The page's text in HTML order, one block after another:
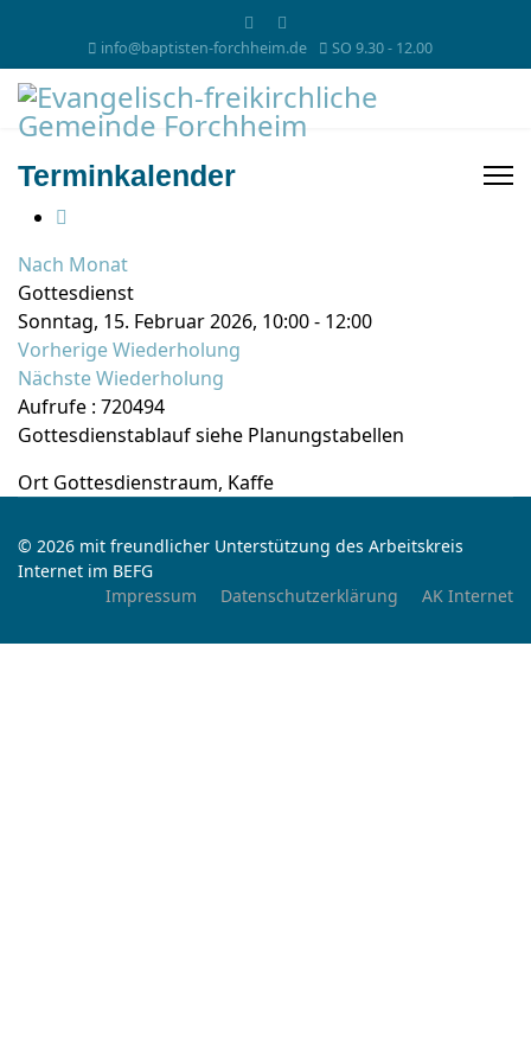
info@baptisten-forchheim.de SO 9.30 - 12.00
Terminkalender
Nach Monat
Gottesdienst
Sonntag, 15. Februar 2026, 10:00 - 12:00
Vorherige Wiederholung
Nächste Wiederholung
Aufrufe : 720494
Gottesdienstablauf siehe Planungstabellen
Ort Gottesdienstraum, Kaffe
© 2026 mit freundlicher Unterstützung des Arbeitskreis
Internet im BEFG
Impressum
Datenschutzerklärung AK Internet